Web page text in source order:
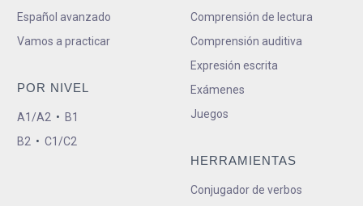
Español avanzado
Vamos a practicar
POR NIVEL
A1/A2 • B1
B2 • C1/C2
Comprensión de lectura
Comprensión auditiva
Expresión escrita
Exámenes
Juegos
HERRAMIENTAS
Conjugador de verbos